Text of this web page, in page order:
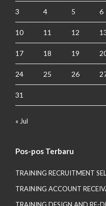
3 4 5 6
10 11 12
17 18 19
24 25 26
31
« Jul
Pos-pos Terbaru
TRAINING RECRUITMENT
TRAINING ACCOUNT